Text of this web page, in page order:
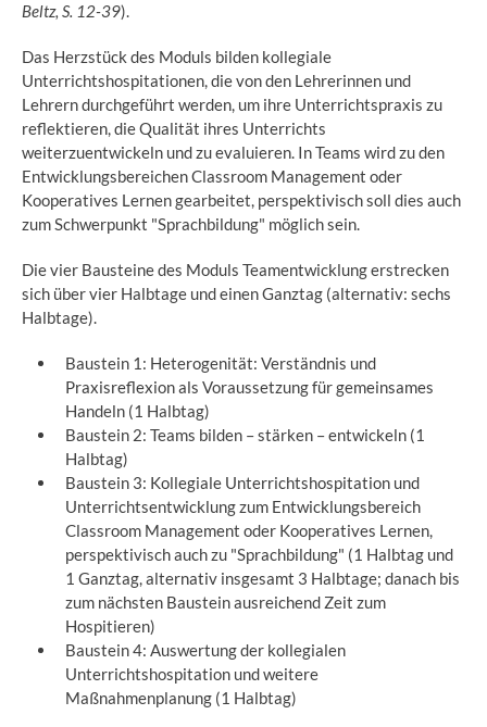
Beltz, S. 12-39).
Das Herzstück des Moduls bilden kollegiale
Unterrichtshospitationen, die von den Lehrerinnen und
Lehrern durchgeführt werden, um ihre Unterrichtspraxis zu
reflektieren, die Qualität ihres Unterrichts
weiterzuentwickeln und zu evaluieren. In Teams wird zu den
Entwicklungsbereichen Classroom Management oder
Kooperatives Lernen gearbeitet, perspektivisch soll dies auch
zum Schwerpunkt "Sprachbildung" möglich sein.
Die vier Bausteine des Moduls Teamentwicklung erstrecken
sich über vier Halbtage und einen Ganztag (alternativ: sechs
Halbtage).
Baustein 1: Heterogenität: Verständnis und
Praxisreflexion als Voraussetzung für gemeinsames
Handeln (1 Halbtag)
Baustein 2: Teams bilden – stärken – entwickeln (1
Halbtag)
Baustein 3: Kollegiale Unterrichtshospitation und
Unterrichtsentwicklung zum Entwicklungsbereich
Classroom Management oder Kooperatives Lernen,
perspektivisch auch zu "Sprachbildung" (1 Halbtag und
1 Ganztag, alternativ insgesamt 3 Halbtage; danach bis
zum nächsten Baustein ausreichend Zeit zum
Hospitieren)
Baustein 4: Auswertung der kollegialen
Unterrichtshospitation und weitere
Maßnahmenplanung (1 Halbtag)